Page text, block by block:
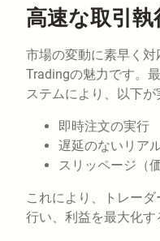
高速な取引執
市場の変動に素早く
Tradingの魅力です。
ステムにより、以下が
即時注文の実行
遅延のないリア
スリッページ（
これにより、トレー
行い、利益を最大化す